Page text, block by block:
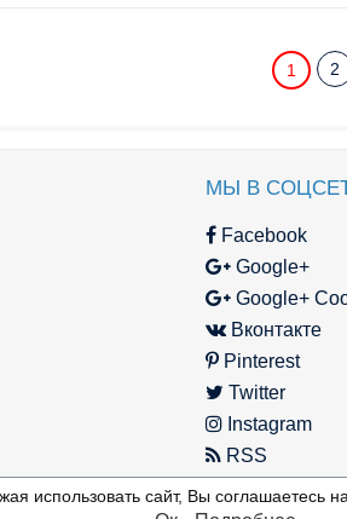
1 2
МЫ В
Facebook
Google+
Google+
Вконтакте
Pinterest
Twitter
Instagram
RSS
использовать сайт, Вы соглашаетесь